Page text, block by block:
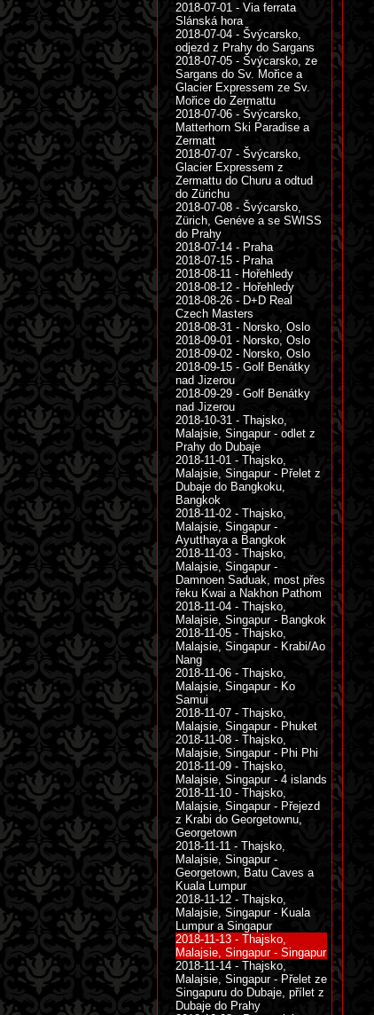
2018-07-01 - Via ferrata
Slánská hora
2018-07-04 - Švýcarsko,
odjezd z Prahy do Sargans
2018-07-05 - Švýcarsko, ze
Sargans do Sv. Mořice a
Glacier Expressem ze Sv.
Mořice do Zermattu
2018-07-06 - Švýcarsko,
Matterhorn Ski Paradise a
Zermatt
2018-07-07 - Švýcarsko,
Glacier Expressem z
Zermattu do Churu a odtud
do Zürichu
2018-07-08 - Švýcarsko,
Zürich, Genéve a se SWISS
do Prahy
2018-07-14 - Praha
2018-07-15 - Praha
2018-08-11 - Hořehledy
2018-08-12 - Hořehledy
2018-08-26 - D+D Real
Czech Masters
2018-08-31 - Norsko, Oslo
2018-09-01 - Norsko, Oslo
2018-09-02 - Norsko, Oslo
2018-09-15 - Golf Benátky
nad Jizerou
2018-09-29 - Golf Benátky
nad Jizerou
2018-10-31 - Thajsko,
Malajsie, Singapur - odlet z
Prahy do Dubaje
2018-11-01 - Thajsko,
Malajsie, Singapur - Přelet z
Dubaje do Bangkoku,
Bangkok
2018-11-02 - Thajsko,
Malajsie, Singapur -
Ayutthaya a Bangkok
2018-11-03 - Thajsko,
Malajsie, Singapur -
Damnoen Saduak, most přes
řeku Kwai a Nakhon Pathom
2018-11-04 - Thajsko,
Malajsie, Singapur - Bangkok
2018-11-05 - Thajsko,
Malajsie, Singapur - Krabi/Ao
Nang
2018-11-06 - Thajsko,
Malajsie, Singapur - Ko
Samui
2018-11-07 - Thajsko,
Malajsie, Singapur - Phuket
2018-11-08 - Thajsko,
Malajsie, Singapur - Phi Phi
2018-11-09 - Thajsko,
Malajsie, Singapur - 4 islands
2018-11-10 - Thajsko,
Malajsie, Singapur - Přejezd
z Krabi do Georgetownu,
Georgetown
2018-11-11 - Thajsko,
Malajsie, Singapur -
Georgetown, Batu Caves a
Kuala Lumpur
2018-11-12 - Thajsko,
Malajsie, Singapur - Kuala
Lumpur a Singapur
2018-11-13 - Thajsko,
Malajsie, Singapur - Singapur
2018-11-14 - Thajsko,
Malajsie, Singapur - Přelet ze
Singapuru do Dubaje, přílet z
Dubaje do Prahy